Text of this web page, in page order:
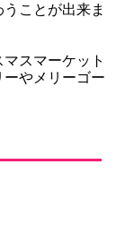
ことが出来ま
スマーケット
やメリーゴー